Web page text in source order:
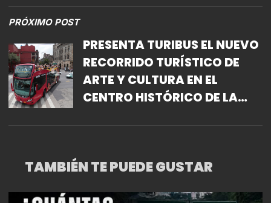
PRÓXIMO POST
PRESENTA TURIBUS EL NUEVO
RECORRIDO TURÍSTICO DE
ARTE Y CULTURA EN EL
CENTRO HISTÓRICO DE LA
ANTES!
TAMBIÉN TE PUEDE GUSTAR